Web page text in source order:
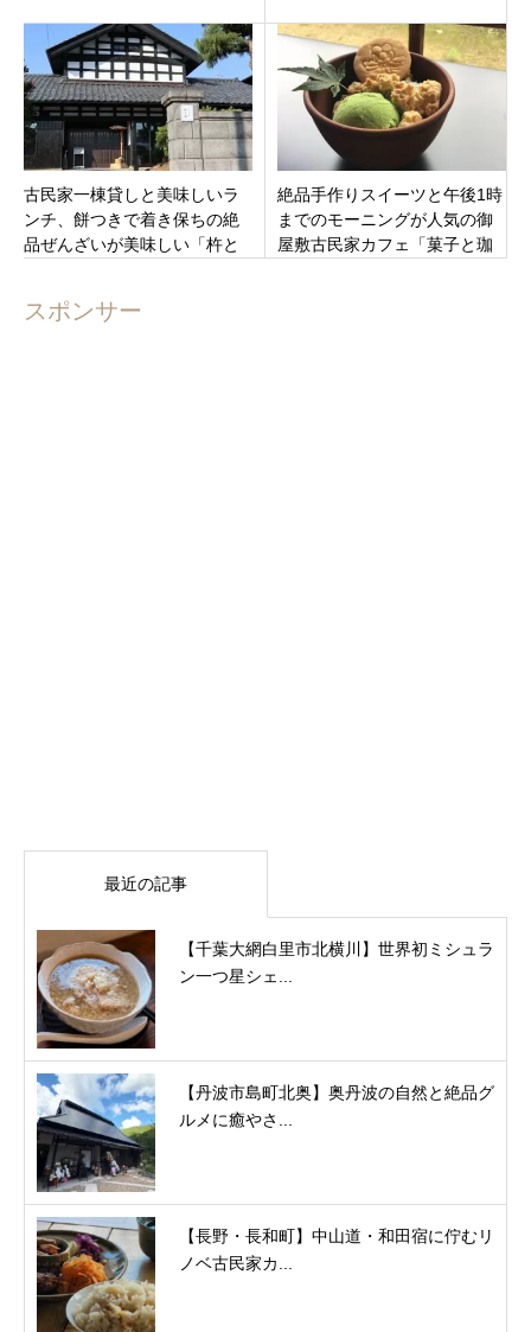
駅より徒歩約７分
古民家一棟貸しと美味しいラ
ンチ、餅つきで着き保ちの絶
品ぜんざいが美味しい「杵と
絶品手作りスイーツと午後1時
までのモーニングが人気の御
屋敷古民家カフェ「菓子と珈
スポンサー
最近の記事
【千葉大網白里市北横川】世界初ミシュラ
ン一つ星シェ...
【丹波市島町北奥】奥丹波の自然と絶品グ
ルメに癒やさ...
【長野・長和町】中山道・和田宿に佇むリ
ノベ古民家カ...